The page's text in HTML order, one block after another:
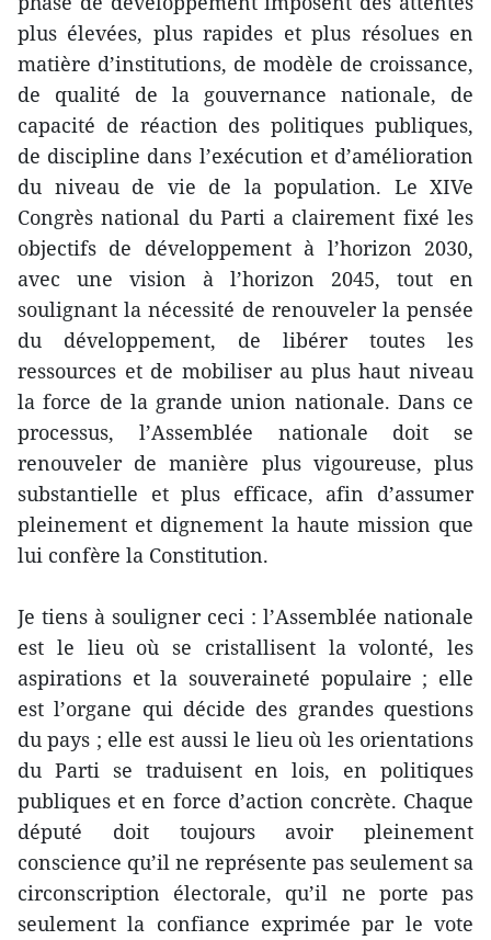
plus élevées, plus rapides et plus résolues en
matière d’institutions, de modèle de croissance,
de qualité de la gouvernance nationale, de
capacité de réaction des politiques publiques,
de discipline dans l’exécution et d’amélioration
du niveau de vie de la population. Le XIVe
Congrès national du Parti a clairement fixé les
objectifs de développement à l’horizon 2030,
avec une vision à l’horizon 2045, tout en
soulignant la nécessité de renouveler la pensée
du développement, de libérer toutes les
ressources et de mobiliser au plus haut niveau
la force de la grande union nationale. Dans ce
processus, l’Assemblée nationale doit se
renouveler de manière plus vigoureuse, plus
substantielle et plus efficace, afin d’assumer
pleinement et dignement la haute mission que
lui confère la Constitution.
Je tiens à souligner ceci : l’Assemblée nationale
est le lieu où se cristallisent la volonté, les
aspirations et la souveraineté populaire ; elle
est l’organe qui décide des grandes questions
du pays ; elle est aussi le lieu où les orientations
du Parti se traduisent en lois, en politiques
publiques et en force d’action concrète. Chaque
député doit toujours avoir pleinement
conscience qu’il ne représente pas seulement sa
circonscription électorale, qu’il ne porte pas
seulement la confiance exprimée par le vote